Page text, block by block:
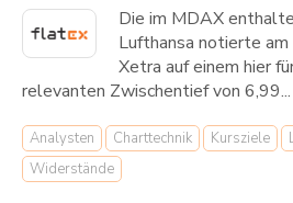
Die im MDAX
Lufthansa notierte
Xetra auf einem hier
relevanten Zwischentief von 6,99...
Analysten Charttechnik Kursziele
Widerstände